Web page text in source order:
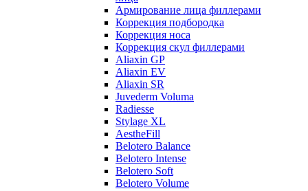
Армирование лица филлерами
Коррекция подбородка
Коррекция носа
Коррекция скул филлерами
Aliaxin GP
Aliaxin EV
Aliaxin SR
Juvederm Voluma
Radiesse
Stylage XL
AestheFill
Belotero Balance
Belotero Intense
Belotero Soft
Belotero Volume